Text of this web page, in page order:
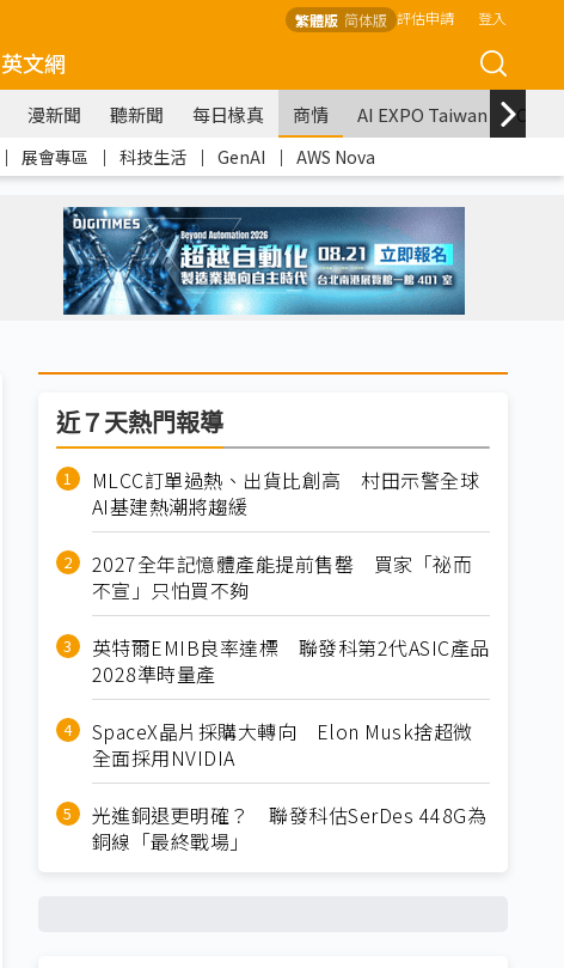
繁體版 简体版 評估申請 登入
英文網
漫新聞 聽新聞 每日椽真 商情 AI EXPO Taiwan
｜ 展會專區 ｜ 科技生活 ｜ GenAI ｜ AWS Nova
近７天熱門報導
MLCC訂單過熱、出貨比創高 村田示警全球
AI基建熱潮將趨緩
2027全年記憶體產能提前售罄 買家「祕而
不宣」只怕買不夠
英特爾EMIB良率達標 聯發科第2代ASIC產品
2028準時量產
SpaceX晶片採購大轉向 Elon Musk捨超微
全面採用NVIDIA
光進銅退更明確？ 聯發科估SerDes 448G為
銅線「最終戰場」